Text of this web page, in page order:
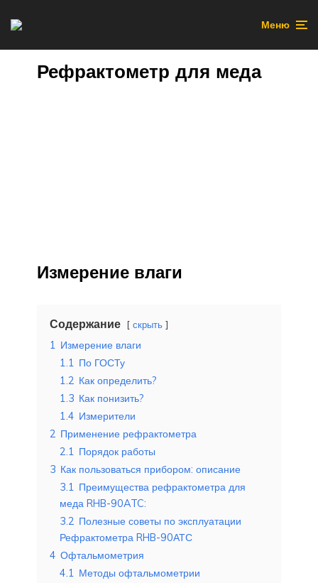
Меню
Рефрактометр для меда
Измерение влаги
Содержание скрыть
1 Измерение влаги
1.1 По ГОСТу
1.2 Как определить?
1.3 Как понизить?
1.4 Измерители
2 Применение рефрактометра
2.1 Порядок работы
3 Как пользоваться прибором: описание
3.1 Преимущества рефрактометра для
меда RHB-90ATC:
3.2 Полезные советы по эксплуатации
Рефрактометра RHB-90АТС
4 Офтальмометрия
4.1 Методы офтальмометрии